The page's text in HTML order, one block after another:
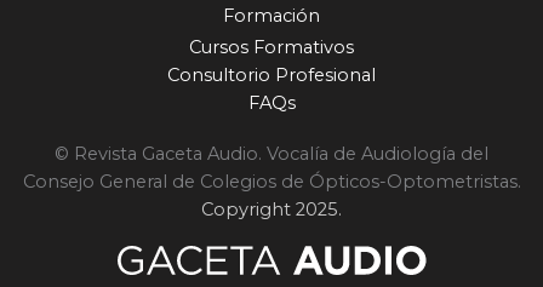
Formación
Cursos Formativos
Consultorio Profesional
FAQs
© Revista Gaceta Audio. Vocalía de Audiología del
Consejo General de Colegios de Ópticos-Optometristas.
Copyright 2025.